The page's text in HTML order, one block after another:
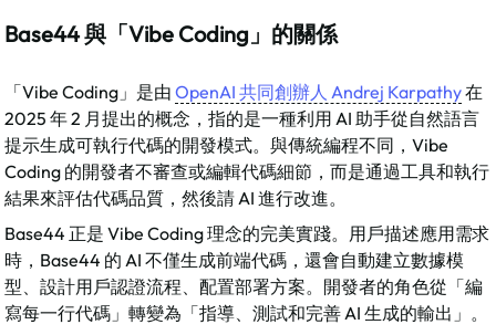
Base44 與「Vibe Coding」的關係
「Vibe Coding」是由 OpenAI 共同創辦人 Andrej Karpathy 在
2025 年 2 月提出的概念，指的是一種利用 AI 助手從自然語言
提示生成可執行代碼的開發模式。與傳統編程不同，Vibe
Coding 的開發者不審查或編輯代碼細節，而是通過工具和執行
結果來評估代碼品質，然後請 AI 進行改進。​
Base44 正是 Vibe Coding 理念的完美實踐。用戶描述應用需求
時，Base44 的 AI 不僅生成前端代碼，還會自動建立數據模
型、設計用戶認證流程、配置部署方案。開發者的角色從「編
寫每一行代碼」轉變為「指導、測試和完善 AI 生成的輸出」。​